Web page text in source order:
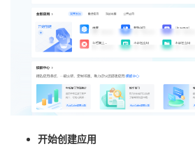
开始创建应用